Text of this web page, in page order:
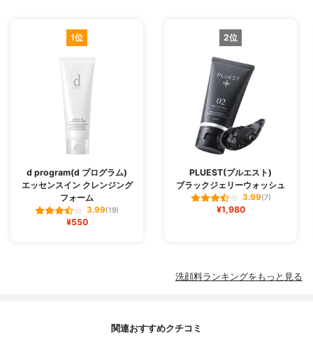
1位
d program(d プログラム)
エッセンスイン クレンジング
フォーム
3.99(19)
¥550
2位
PLUEST(プルエスト)
ブラックジェリーウォッシュ
3.99(7)
¥1,980
洗顔料ランキングをもっと見る
関連おすすめクチコミ